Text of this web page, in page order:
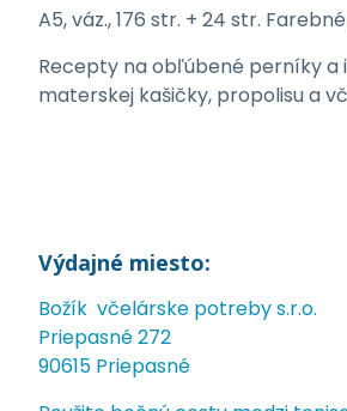
A5, váz., 176 str. + 24 str.
Recepty na obľúbené perníky a
materskej kašičky, propolisu a
Výdajné miesto:
Božík včelárske potreby s.r.o.
Priepasné 272
90615 Priepasné